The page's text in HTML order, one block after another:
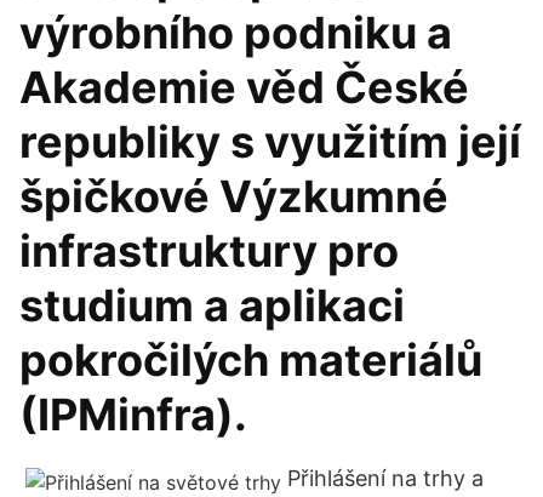
výrobního podniku a
Akademie věd České
republiky s využitím její
špičkové Výzkumné
infrastruktury pro
studium a aplikaci
pokročilých materiálů
(IPMinfra).
Přihlášení na trhy a